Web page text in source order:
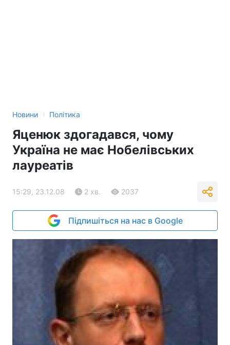
Новини › Політика
Яценюк здогадався, чому
Україна не має Нобелівських
лауреатів
15:29, 23.12.08 2 хв. 2037
Підпишіться на нас в Google